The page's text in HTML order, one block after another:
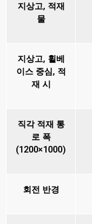
지상고, 적재
물
지상고, 휠베
이스 중심, 적
재 시
직각 적재 통
로 폭
(1200×1000)
회전 반경